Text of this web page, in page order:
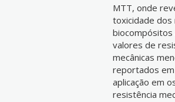
MTT, onde
toxicidade dos
valores de
mecânicas
reportados
aplicação em
resistência